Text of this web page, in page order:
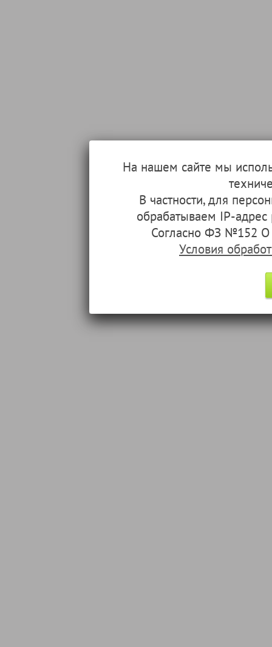
На нашем сайте мы
В частности, для
обрабатываем IP-
Согласно ФЗ №152 О
Условия